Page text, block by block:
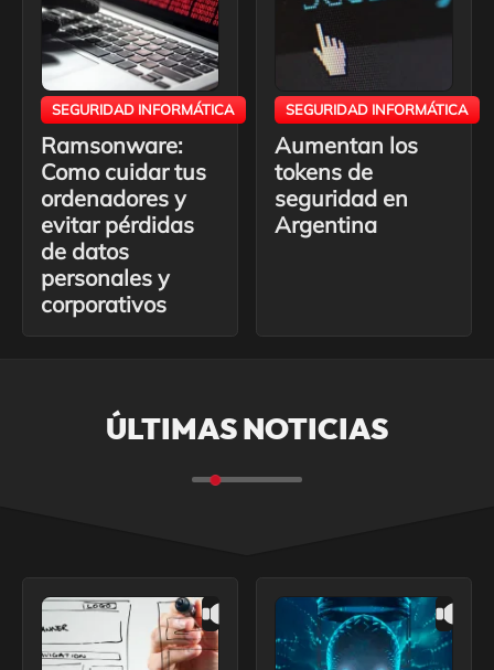
SEGURIDAD INFORMÁTICA
Ramsonware:
Como cuidar tus
ordenadores y
evitar pérdidas
de datos
personales y
corporativos
SEGURIDAD INFORMÁTICA
Aumentan los
tokens de
seguridad en
Argentina
ÚLTIMAS NOTICIAS